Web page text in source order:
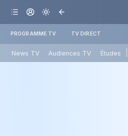
PROGRAMME TV TV DIRECT
News TV Audiences TV Études